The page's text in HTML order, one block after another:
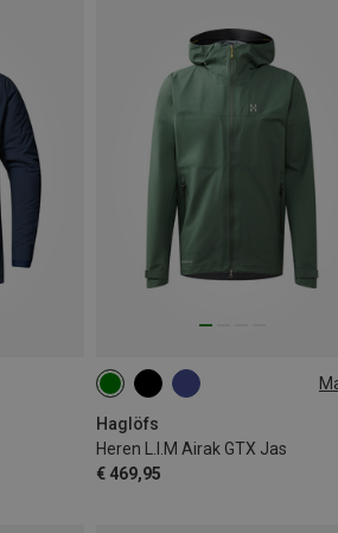
Haglöfs
Heren L.I.M Airak GTX Jas
€ 469,95
S L XL